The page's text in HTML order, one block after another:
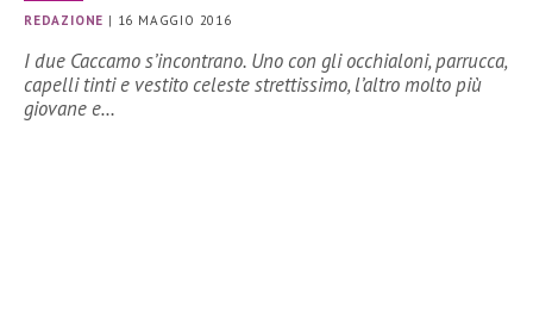
REDAZIONE | 16 MAGGIO 2016
I due Caccamo s’incontrano. Uno con gli occhialoni, parrucca,
capelli tinti e vestito celeste strettissimo, l’altro molto più
giovane e…